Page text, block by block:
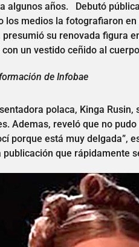
algunos años. Debutó
los medios la fotografiaron
presumió su renovada figura
un vestido ceñido al
de Infobae
polaca, Kinga
Ademas, reveló que no
porque está muy delgada”,
publicación que rápidamente